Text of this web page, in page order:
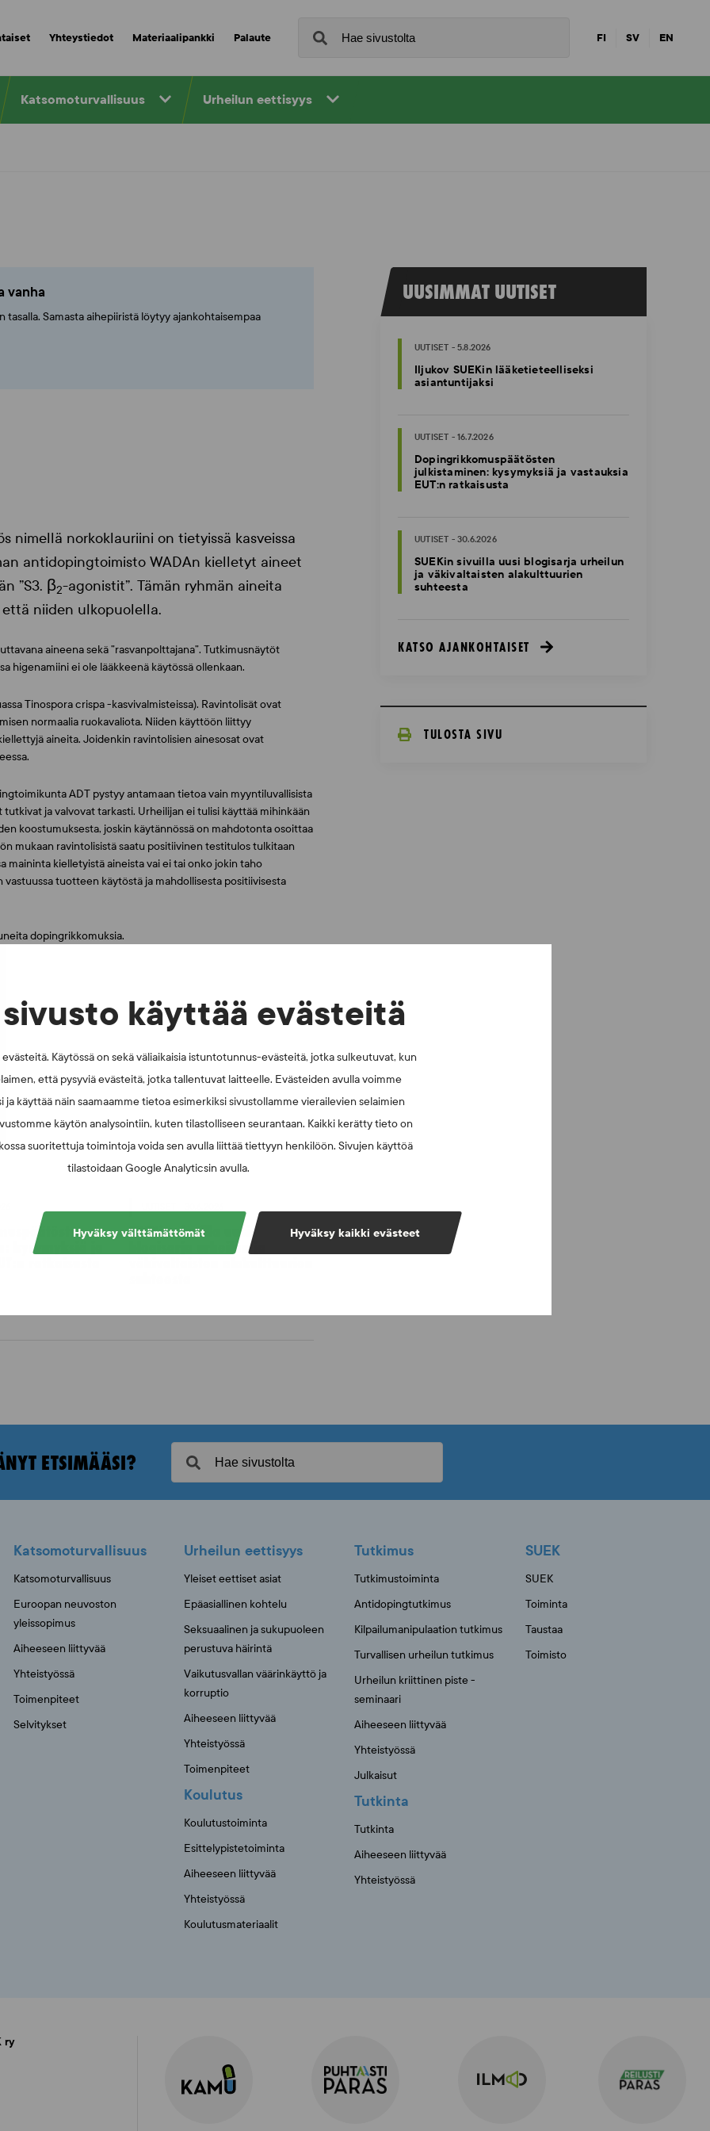
sivusto käyttää evästeitä
Käytössä on sekä väliaikaisia istuntotunnus-evästeitä, jotka sulkeutuvat, kun
että pysyviä evästeitä, jotka tallentuvat laitteelle. Evästeiden avulla voimme
ja käyttää näin saamaamme tietoa esimerkiksi sivustollamme vierailevien selaimien
käytön analysointiin, kuten tilastolliseen seurantaan. Kaikki kerätty tieto on
suoritettuja toimintoja voida sen avulla liittää tiettyyn henkilöön. Sivujen käyttöä
tilastoidaan Google Analyticsin avulla.
Hyväksy kaikki evästeet
Hyväksy välttämättömät
Yhteystiedot Materiaalipankki Palaute FI SV EN
Katsomoturvallisuus Urheilun eettisyys
vanha
tasalla. Samasta aihepiiristä löytyy ajankohtaisempaa
nimellä norkoklauriini on tietyissä kasveissa
antidopingtoimisto WADAn kielletyt aineet
”S3. β2-agonistit”. Tämän ryhmän aineita
niiden ulkopuolella.
aineena sekä ”rasvanpolttajana”. Tutkimusnäytöt
higenamiini ei ole lääkkeenä käytössä ollenkaan.
Tinospora crispa -kasvivalmisteissa). Ravintolisät ovat
normaalia ruokavaliota. Niiden käyttöön liittyy
aineita. Joidenkin ravintolisien ainesosat ovat
ADT pystyy antamaan tietoa vain myyntiluvallisista
ja valvovat tarkasti. Urheilijan ei tulisi käyttää mihinkään
koostumuksesta, joskin käytännössä on mahdotonta osoittaa
mukaan ravintolisistä saatu positiivinen testitulos tulkitaan
kielletyistä aineista vai ei tai onko jokin taho
tuotteen käytöstä ja mahdollisesta positiivisesta
dopingrikkomuksia.
kysymyksiä ja
SUEKin sivuilla uusi
blogisarja urheilun ja
UUSIMMAT UUTISET
UUTISET - 5.8.2026
Iljukov SUEKin lääketieteelliseksi
asiantuntijaksi
UUTISET - 16.7.2026
Dopingrikkomuspäätösten
julkistaminen: kysymyksiä ja vastauksia
EUT:n ratkaisusta
UUTISET - 30.6.2026
SUEKin sivuilla uusi blogisarja urheilun
ja väkivaltaisten alakulttuurien
suhteesta
KATSO AJANKOHTAISET
TULOSTA SIVU
ETSIMÄÄSI?
Katsomoturvallisuus
Katsomoturvallisuus
Euroopan neuvoston
yleissopimus
Aiheeseen liittyvää
Yhteistyössä
Toimenpiteet
Selvitykset
Urheilun eettisyys
Yleiset eettiset asiat
Epäasiallinen kohtelu
Seksuaalinen ja sukupuoleen
perustuva häirintä
Vaikutusvallan väärinkäyttö ja
korruptio
Aiheeseen liittyvää
Yhteistyössä
Toimenpiteet
Koulutus
Koulutustoiminta
Esittelypistetoiminta
Aiheeseen liittyvää
Yhteistyössä
Koulutusmateriaalit
Tutkimus
Tutkimustoiminta
Antidopingtutkimus
Kilpailumanipulaation tutkimus
Turvallisen urheilun tutkimus
Urheilun kriittinen piste -
seminaari
Aiheeseen liittyvää
Yhteistyössä
Julkaisut
Tutkinta
Tutkinta
Aiheeseen liittyvää
Yhteistyössä
SUEK
SUEK
Toiminta
Taustaa
Toimisto
ry